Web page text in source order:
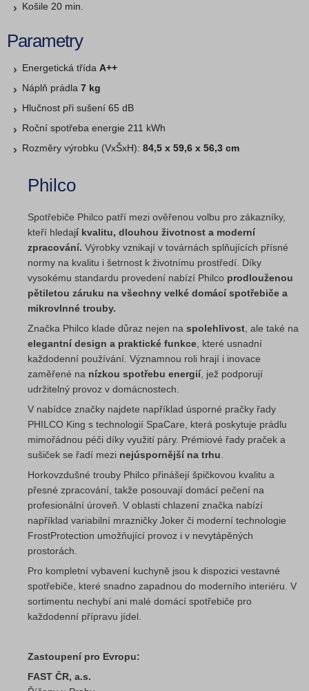
Košile 20 min.
Parametry
Energetická třída A++
Náplň prádla 7 kg
Hlučnost při sušení 65 dB
Roční spotřeba energie 211 kWh
Rozměry výrobku (VxŠxH): 84,5 x 59,6 x 56,3 cm
Philco
Spotřebiče Philco patří mezi ověřenou volbu pro zákazníky,
kteří hledají kvalitu, dlouhou životnost a moderní
zpracování. Výrobky vznikají v továrnách splňujících přísné
normy na kvalitu i šetrnost k životnímu prostředí. Díky
vysokému standardu provedení nabízí Philco prodlouženou
pětiletou záruku na všechny velké domácí spotřebiče a
mikrovlnné trouby.
Značka Philco klade důraz nejen na spolehlivost, ale také na
elegantní design a praktické funkce, které usnadní
každodenní používání. Významnou roli hrají i inovace
zaměřené na nízkou spotřebu energií, jež podporují
udržitelný provoz v domácnostech.
V nabídce značky najdete například úsporné pračky řady
PHILCO King s technologií SpaCare, která poskytuje prádlu
mimořádnou péči díky využití páry. Prémiové řady praček a
sušiček se řadí mezi nejúspornější na trhu.
Horkovzdušné trouby Philco přinášejí špičkovou kvalitu a
přesné zpracování, takže posouvají domácí pečení na
profesionální úroveň. V oblasti chlazení značka nabízí
například variabilní mrazničky Joker či moderní technologie
FrostProtection umožňující provoz i v nevytápěných
prostorách.
Pro kompletní vybavení kuchyně jsou k dispozici vestavné
spotřebiče, které snadno zapadnou do moderního interiéru. V
sortimentu nechybí ani malé domácí spotřebiče pro
každodenní přípravu jídel.
Zastoupení pro Evropu:
FAST ČR, a.s.